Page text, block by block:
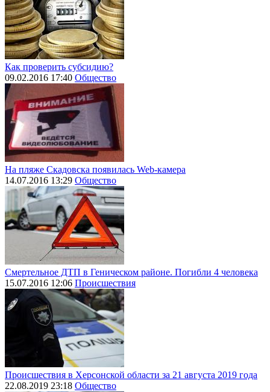
Как проверить субсидию?
09.02.2016 17:40 Общество
На пляже Скадовска появилась Web-камера
14.07.2016 13:29 Общество
Смертельное ДТП в Геническом районе. Погибли 4 человека
15.07.2016 12:06 Происшествия
Происшествия в Херсонской области за 21 августа 2019 года
22.08.2019 23:18 Общество